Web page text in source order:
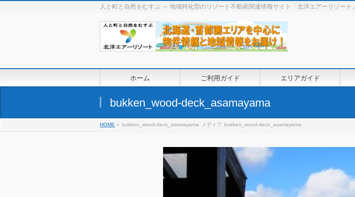
人と町と自然をむすぶ ～ 地域特化型のリゾート不動産関連情報サイト「北洋エアーリゾート」
ホーム ご利用ガイド エリアガイド
bukken_wood-deck_asamayama
HOME » bukken_wood-deck_asamayama メディア bukken_wood-deck_asamayama